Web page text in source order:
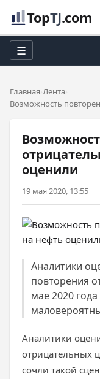
TopTJ.com
☰
Главная Лента
Возможность
оценили
19 мая 2020, 13:55
Аналитики
повторения
мае 2020
Аналитики
отрицательных
сочли такой